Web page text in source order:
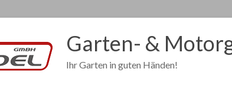
Garten- &
Ihr Garten in guten Händen!